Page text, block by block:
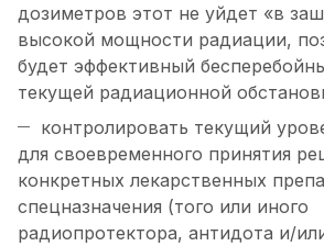
дозиметров этот не уйдет «в
высокой мощности радиации,
будет эффективный
текущей радиационной
контролировать текущий
для своевременного принятия
конкретных лекарственных
спецназначения (того или иного
радиопротектора, антидота и/